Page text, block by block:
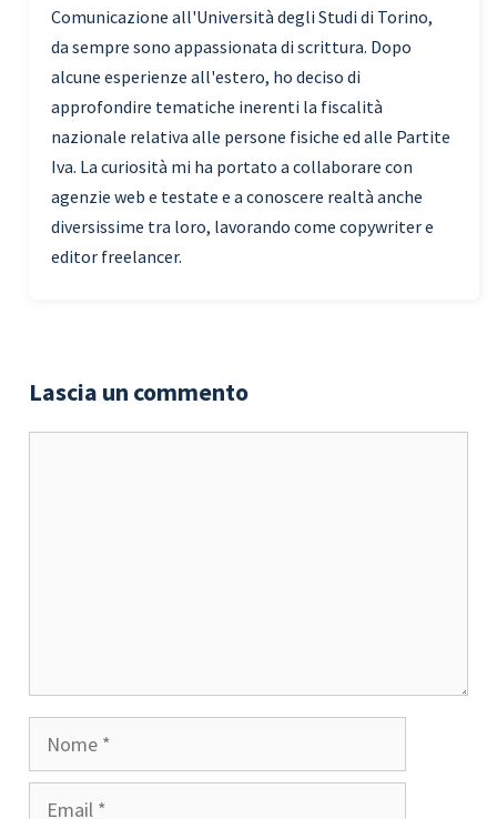
Comunicazione all'Università degli Studi di Torino,
da sempre sono appassionata di scrittura. Dopo
alcune esperienze all'estero, ho deciso di
approfondire tematiche inerenti la fiscalità
nazionale relativa alle persone fisiche ed alle Partite
Iva. La curiosità mi ha portato a collaborare con
agenzie web e testate e a conoscere realtà anche
diversissime tra loro, lavorando come copywriter e
editor freelancer.
Lascia un commento
Nome
Email